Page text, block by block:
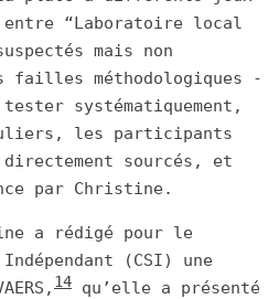
“Laboratoire local
mais non
failles méthodologiques -
systématiquement,
les participants
sourcés, et
par Christine.
a rédigé pour le
(CSI) une
14 qu’elle a présenté